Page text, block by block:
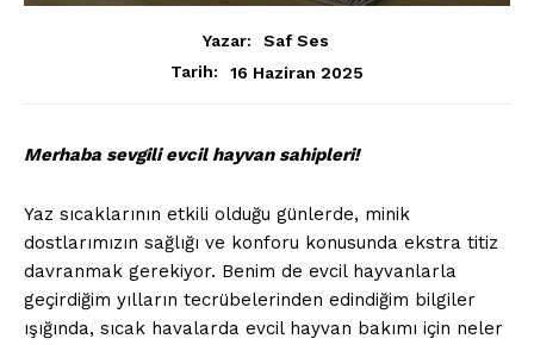
Yazar:
Saf Ses
Tarih:
16 Haziran 2025
Merhaba sevgili evcil hayvan sahipleri!
Yaz sıcaklarının etkili olduğu günlerde, minik
dostlarımızın sağlığı ve konforu konusunda ekstra titiz
davranmak gerekiyor. Benim de evcil hayvanlarla
geçirdiğim yılların tecrübelerinden edindiğim bilgiler
ışığında, sıcak havalarda evcil hayvan bakımı için neler